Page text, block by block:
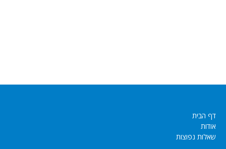
דף הבית
אודות
שאלות נפוצות